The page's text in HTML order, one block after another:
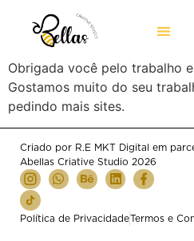
Agência Pet
Obrigada você pelo trabalho
Gostamos muito do seu
pedindo mais sites.
Criado por R.E MKT Digital em
Abellas Criative Studio 2026
Política de PrivacidadeTermos e